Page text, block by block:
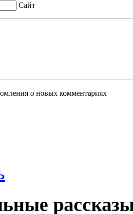
Сайт
о новых комментариях